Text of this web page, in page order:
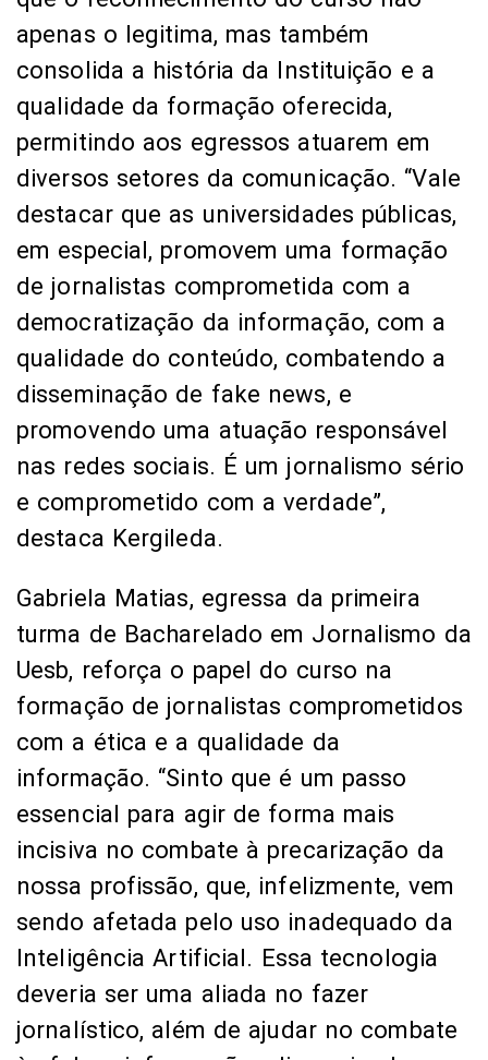
apenas o legitima, mas também
consolida a história da Instituição e a
qualidade da formação oferecida,
permitindo aos egressos atuarem em
diversos setores da comunicação. “Vale
destacar que as universidades públicas,
em especial, promovem uma formação
de jornalistas comprometida com a
democratização da informação, com a
qualidade do conteúdo, combatendo a
disseminação de fake news, e
promovendo uma atuação responsável
nas redes sociais. É um jornalismo sério
e comprometido com a verdade”,
destaca Kergileda.
Gabriela Matias, egressa da primeira
turma de Bacharelado em Jornalismo da
Uesb, reforça o papel do curso na
formação de jornalistas comprometidos
com a ética e a qualidade da
informação. “Sinto que é um passo
essencial para agir de forma mais
incisiva no combate à precarização da
nossa profissão, que, infelizmente, vem
sendo afetada pelo uso inadequado da
Inteligência Artificial. Essa tecnologia
deveria ser uma aliada no fazer
jornalístico, além de ajudar no combate